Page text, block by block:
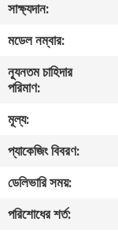
সম্পর্কে
কারখানা
মান
নিয়ন্ত্রণ
সাক্ষ্যদান:
মডেল নম্বার:
ন্যূনতম চাহিদার
পরিমাণ:
মূল্য:
প্যাকেজিং বিবরণ:
ডেলিভারি সময়:
পরিশোধের শর্ত: